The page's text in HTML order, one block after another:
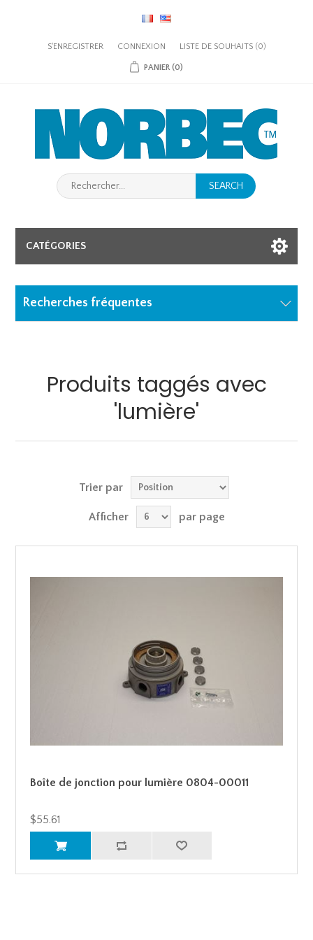
S'ENREGISTRER CONNEXION LISTE DE SOUHAITS (0)
PANIER (0)
SEARCH
CATÉGORIES
Recherches fréquentes
Produits taggés avec
'lumière'
Trier par
Afficher par page
Boîte de jonction pour lumière 0804-00011
$55.61